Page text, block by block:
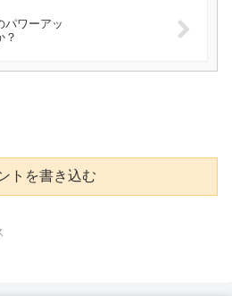
パワーアッ
？
トを書き込む